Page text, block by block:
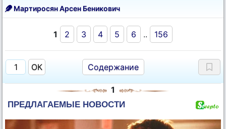
Мартиросян Арсен Беникович
1 2 3 4 5 6 .. 156
Содержание
1